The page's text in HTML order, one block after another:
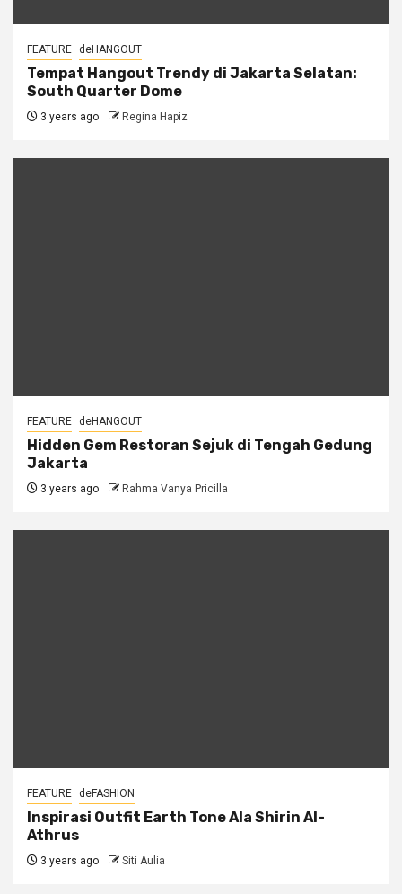
FEATURE deHANGOUT
Tempat Hangout Trendy di Jakarta Selatan:
South Quarter Dome
3 years ago Regina Hapiz
FEATURE deHANGOUT
Hidden Gem Restoran Sejuk di Tengah Gedung
Jakarta
3 years ago Rahma Vanya Pricilla
FEATURE deFASHION
Inspirasi Outfit Earth Tone Ala Shirin Al-
Athrus
3 years ago Siti Aulia